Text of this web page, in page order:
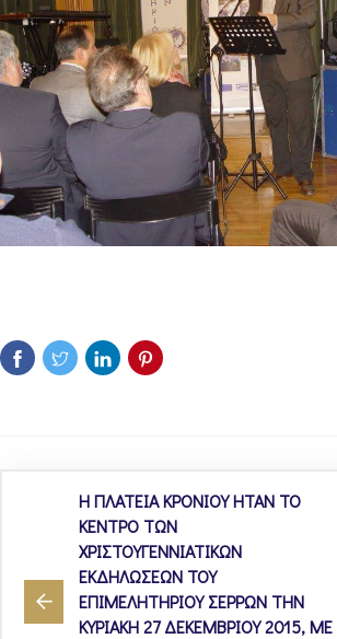
Η ΠΛΑΤΕΙΑ ΚΡΟΝΙΟΥ ΗΤΑΝ ΤΟ
ΚΕΝΤΡΟ ΤΩΝ
ΧΡΙΣΤΟΥΓΕΝΝΙΑΤΙΚΩΝ
ΕΚΔΗΛΩΣΕΩΝ ΤΟΥ
ΕΠΙΜΕΛΗΤΗΡΙΟΥ ΣΕΡΡΩΝ ΤΗΝ
ΚΥΡΙΑΚΗ 27 ΔΕΚΕΜΒΡΙΟΥ 2015, ΜΕ